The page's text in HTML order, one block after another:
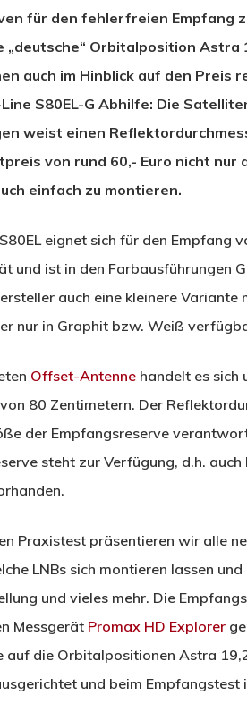
für den fehlerfreien Empfang
„deutsche“ Orbitalposition Astra
auch im Hinblick auf den Preis
S80EL-G Abhilfe: Die
weist einen
von rund 60,- Euro nicht
einfach zu montieren.
eignet sich für den Empfang
und ist in den Farbausführungen
auch eine kleinere
nur in Graphit bzw. Weiß
Offset-Antenne handelt es sich
80 Zentimetern. Der
der Empfangsreserve
steht zur Verfügung, d.h.
Praxistest präsentieren wir alle
LNBs sich montieren lassen
und vieles mehr. Die
Messgerät Promax HD Explorer
auf die Orbitalpositionen Astra
und beim Empfangstest